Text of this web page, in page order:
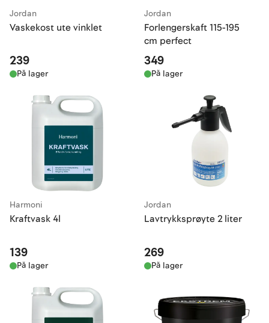
Jordan
Vaskekost ute vinklet
239
På lager
Jordan
Forlengerskaft 115-195
cm perfect
349
På lager
Harmoni
Kraftvask 4l
139
På lager
Jordan
Lavtrykksprøyte 2 liter
269
På lager